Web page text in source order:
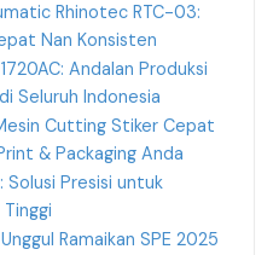
Rhinotec RTC-03:
Nan Konsisten
Andalan Produksi
Seluruh Indonesia
Cutting Stiker Cepat
& Packaging Anda
Presisi untuk
Ramaikan SPE 2025